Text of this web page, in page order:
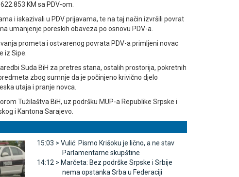
KM sa PDV-om.
i iskazivali u PDV prijavama, te na taj način izvršili povrat
umanjenje poreskih obaveza po osnovu PDV-a.
prometa i ostvarenog povrata PDV-a primljeni novac
iz Sipe.
Suda BiH za pretres stana, ostalih prostorija, pokretnih
zbog sumnje da je počinjeno krivično djelo
utaja i pranje novca.
Tužilaštva BiH, uz podršku MUP-a Republike Srpske i
i Kantona Sarajevo.
15:03 > Vulić: Pismo Krišoku je lično, a ne stav
Parlamentarne skupštine
14:12 > Marčeta: Bez podrške Srpske i Srbije
nema opstanka Srba u Federaciji